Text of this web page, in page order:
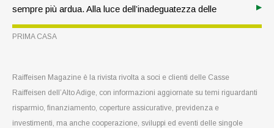
sempre più ardua. Alla luce dell’inadeguatezza delle
diverse forme di sostegno, la Giunta provinciale ha varato
un’ambiziosa riforma dell’edilizia abitativa. Molti si
PRIMA CASA
Raiffeisen Magazine è la rivista rivolta a soci e clienti delle Casse
Raiffeisen dell’Alto Adige, con informazioni aggiornate su temi riguardanti
risparmio, finanziamento, coperture assicurative, previdenza e
investimenti, ma anche cooperazione, sviluppi ed eventi delle singole